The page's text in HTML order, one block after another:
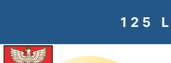
125